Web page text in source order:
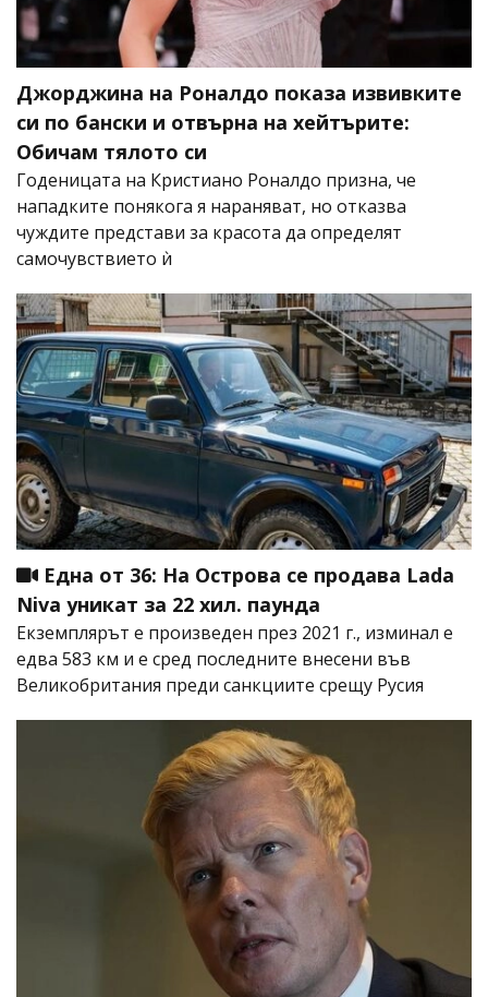
Джорджина на Роналдо показа извивките
си по бански и отвърна на хейтърите:
Обичам тялото си
Годеницата на Кристиано Роналдо призна, че
нападките понякога я нараняват, но отказва
чуждите представи за красота да определят
самочувствието ѝ
Една от 36: На Острова се продава Lada
Niva уникат за 22 хил. паунда
Екземплярът е произведен през 2021 г., изминал е
едва 583 км и е сред последните внесени във
Великобритания преди санкциите срещу Русия